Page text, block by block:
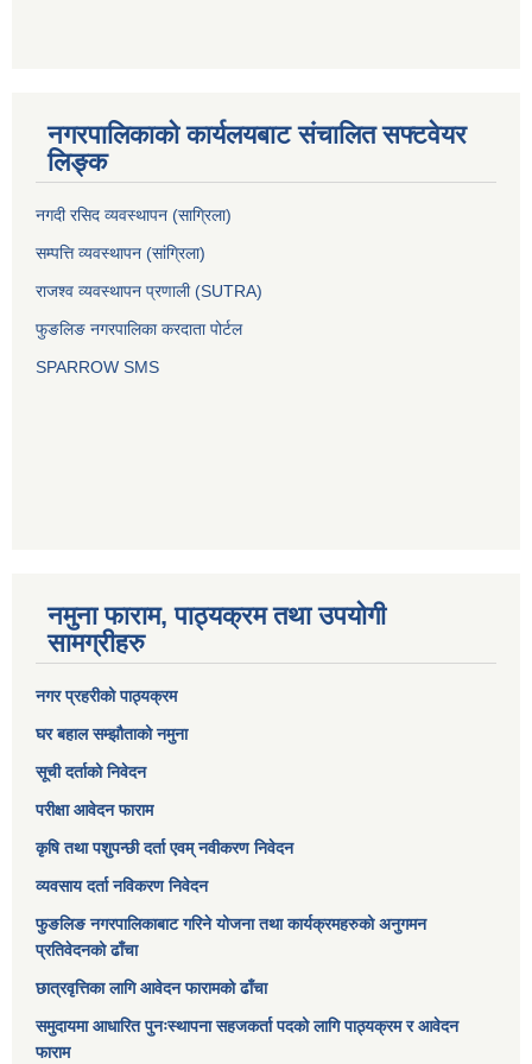
नगरपालिकाको कार्यलयबाट संचालित सफ्टवेयर
लिङ्क
नगदी रसिद व्यवस्थापन (साग्रिला)
सम्पत्ति व्यवस्थापन (सांग्रिला)
राजश्व व्यवस्थापन प्रणाली (SUTRA)
फुङलिङ नगरपालिका करदाता पोर्टल
SPARROW SMS
नमुना फाराम, पाठ्यक्रम तथा उपयोगी
सामग्रीहरु
नगर प्रहरीको पाठ्यक्रम
घर बहाल सम्झौताको नमुना
सूची दर्ताको निवेदन
परीक्षा आवेदन फाराम
कृषि तथा पशुपन्छी दर्ता एवम् नवीकरण निवेदन
व्यवसाय दर्ता नविकरण निवेदन
फुङलिङ नगरपालिकाबाट गरिने योजना तथा कार्यक्रमहरुको अनुगमन
प्रतिवेदनको ढाँचा
छात्रवृत्तिका लागि आवेदन फारामको ढाँचा
समुदायमा आधारित पुनःस्थापना सहजकर्ता पदको लागि पाठ्यक्रम र आवेदन
फाराम